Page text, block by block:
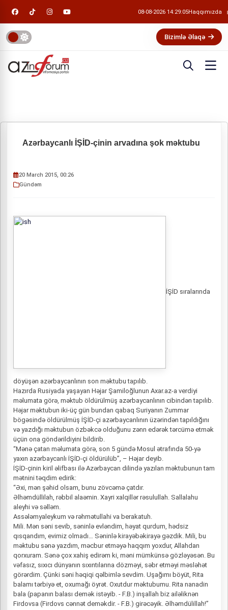
08-08-2026 14:29:05Haqqımızda
Bizimlə Əlaqə
Azərbaycanlı İŞİD-çinin arvadına şok məktubu
20 March 2015, 00:26
Gündəm
İŞİD sıralarında
döyüşən azərbaycanlının son məktubu tapılıb.
Hazırda Rusiyada yaşayan Həjar Şamiloğlunun Axar.az-a verdiyi
məlumata görə, məktub öldürülmüş azərbaycanlının cibindən tapılıb.
Həjar məktubun iki-üç gün bundan qabaq Suriyanın Zummar
bögəsində öldürülmüş İŞİD-çi azərbaycanlının üzərindən tapıldığını
və yazdığı məktubun özbəkcə olduğunu zənn edərək tərcümə etmək
üçün ona göndərildiyini bildirib.
“Mənə çatan məlumata görə, son 5 gündə Mosul ətrafında 50-yə
yaxın azərbaycanlı İŞİD-çi öldürülüb”, – Həjar deyib.
İŞİD-çinin kiril əlifbası ilə Azərbaycan dilində yazılan məktubunun tam
mətnini təqdim edirik:
“Əxi, mən şəhid olsam, bunu zövcəmə çatdır.
Əlhəmdüllilah, rəbbil alaəmin. Xayri xalqillər rəsulullah. Sallalahu
aleyhi və səlləm.
Assələmyaleykum və rəhmətullahi va berakatuh.
Mili. Mən səni sevib, səninlə evləndim, həyat qurdum, hədsiz
qısqandım, evimiz olmadı… Səninlə kirayəbəkirayə gəzdik. Mili, bu
məktubu sənə yazdım, məcbur etməyə haqqım yoxdur, Allahdan
qorxuram. Sənə çox xahiş edirəm ki, məni mümkünsə gözləyəsən. Bu
vəfasız, sıxıcı dünyanın sıxıntılarına dözməyi, səbr etməyi məsləhət
görərdim. Çünki səni həqiqi qəlbimlə sevdim. Uşağımı böyüt, Rita
balamı tərbiyə et, oxumağı öyrət. Oxutdur məktubumu. Rita nanadin
bala (papanın balası demək istəyib. - F.B.) inşallah biz ailəliknən
Firdovsa (Firdovs cənnət deməkdir. - F.B.) girəcəyik. Əlhəmdülillah!”